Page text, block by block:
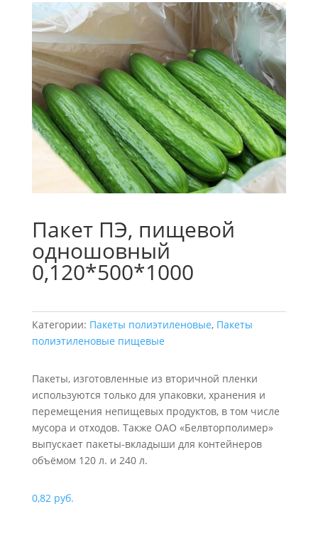
Пакет ПЭ, пищевой
одношовный
0,120*500*1000
Категории: Пакеты полиэтиленовые, Пакеты
полиэтиленовые пищевые
Пакеты, изготовленные из вторичной пленки
используются только для упаковки, хранения и
перемещения непищевых продуктов, в том числе
мусора и отходов. Также ОАО «Белвторполимер»
выпускает пакеты-вкладыши для контейнеров
объёмом 120 л. и 240 л.
0,82 руб.